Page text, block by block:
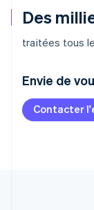
Des
traitées tous
Envie de
Contacter
Allemagne